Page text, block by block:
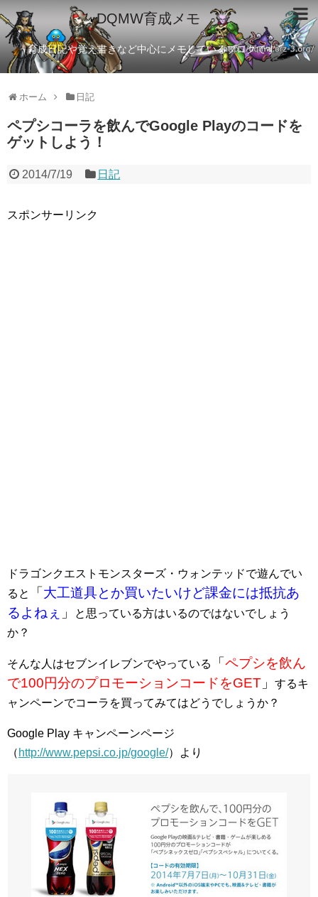
DQMW育成メモ
育成日記や覚え書きなど中心にメモしているブログです
ホーム 日記
ペプシコーラを飲んでGoogle Playのコードを
ゲットしよう！
2014/7/19 日記
スポンサーリンク
ドラゴンクエストモンスターズ・ウォンテッドで遊んでい
ると
「 大工道具とか買いたいけど課金には抵抗あ
るよねぇ
」
と思っている方はいるのではないでしょう
か？
そんな人はセブンイレブンでやっている 「 ペプシを飲ん
で100円分のプロモーションコードをGET 」
するキ
ャンペーンでコーラを買ってみてはどうでしょうか？
Google Play キャンペーンページ
（ http://www.pepsi.co.jp/google/）より